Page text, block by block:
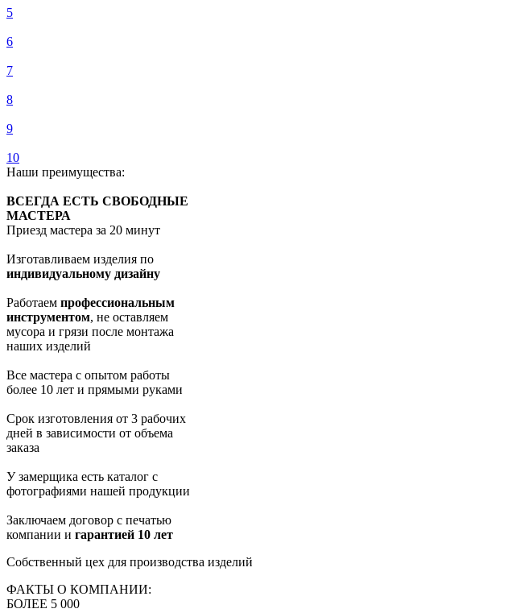
5
6
7
8
9
10
Наши преимущества:
ВСЕГДА ЕСТЬ СВОБОДНЫЕ
МАСТЕРА
Приезд мастера за 20 минут
Изготавливаем изделия по
индивидуальному дизайну
Работаем профессиональным
инструментом, не оставляем
мусора и грязи после монтажа
наших изделий
Все мастера с опытом работы
более 10 лет и прямыми руками
Срок изготовления от 3 рабочих
дней в зависимости от объема
заказа
У замерщика есть каталог с
фотографиями нашей продукции
Заключаем договор с печатью
компании и гарантией 10 лет
Собственный цех для производства изделий
ФАКТЫ О КОМПАНИИ:
БОЛЕЕ 5 000